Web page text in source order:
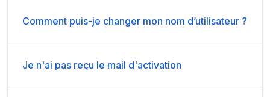
Comment puis-je changer mon nom d’utilisateur ?
Je n'ai pas reçu le mail d'activation